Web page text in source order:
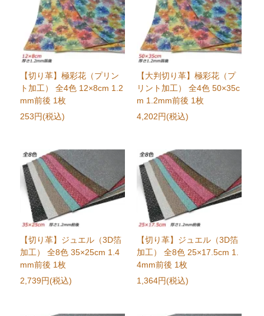
【切り革】極彩花（プリン
ト加工） 全4色 12×8cm 1.2
mm前後 1枚
253円(税込)
【大判切り革】極彩花（プ
リント加工） 全4色 50×35c
m 1.2mm前後 1枚
4,202円(税込)
【切り革】ジュエル（3D箔
加工） 全8色 35×25cm 1.4
mm前後 1枚
2,739円(税込)
【切り革】ジュエル（3D箔
加工） 全8色 25×17.5cm 1.
4mm前後 1枚
1,364円(税込)